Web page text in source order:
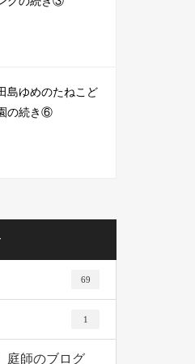
島ゆめのたねこど
の続き⑥
69
1
庭師のブログ